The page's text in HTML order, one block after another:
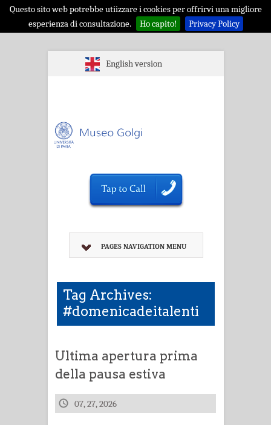
Questo sito web potrebbe utiizzare i cookies per offrirvi una migliore
esperienza di consultazione.
Ho capito! Privacy Policy
English version
PAGES NAVIGATION MENU
Tag Archives:
#domenicadeitalenti
Ultima apertura prima
della pausa estiva
07, 27, 2026